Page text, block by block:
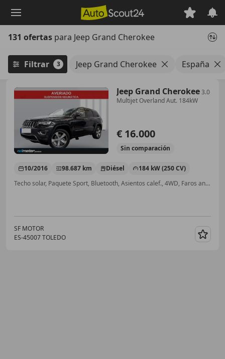
principal
131 ofertas para Jeep Grand Cherokee
Filtrar 3 Jeep Grand Cherokee España
Jeep Grand Cherokee3.0
Multijet Overland Aut. 184kW
€ 16.000
Sin comparación
10/2016 98.687 km Diésel
184 kW (250 CV)
Techo solar, Paquete Sport, Bluetooth, Asientos calef., 4WD, Faros antiniebla, Control de distancia, Airbag del conductor
SF MOTOR
ES-45007 TOLEDO